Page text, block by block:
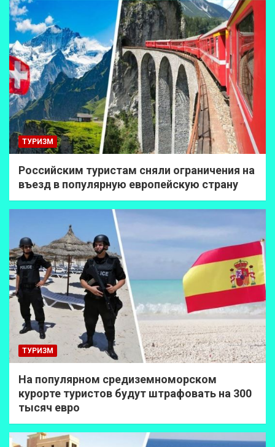
ТУРИЗМ
Российским туристам сняли ограничения на
въезд в популярную европейскую страну
ТУРИЗМ
На популярном средиземноморском
курорте туристов будут штрафовать на 300
тысяч евро